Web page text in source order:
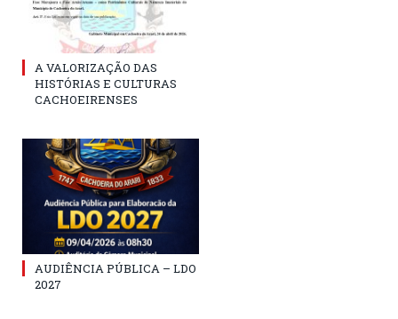
A VALORIZAÇÃO DAS
HISTÓRIAS E CULTURAS
CACHOEIRENSES
AUDIÊNCIA PÚBLICA – LDO
2027